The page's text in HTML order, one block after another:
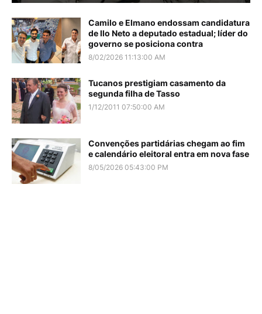
Camilo e Elmano endossam candidatura
de Ilo Neto a deputado estadual; líder do
governo se posiciona contra
8/02/2026 11:13:00 AM
Tucanos prestigiam casamento da
segunda filha de Tasso
1/12/2011 07:50:00 AM
Convenções partidárias chegam ao fim
e calendário eleitoral entra em nova fase
8/05/2026 05:43:00 PM